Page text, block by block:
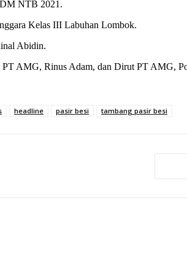
NTB 2021.
Kelas III Labuhan Lombok.
Abidin.
AMG, Rinus Adam, dan Dirut PT AMG,
headline pasir besi tambang pasir besi